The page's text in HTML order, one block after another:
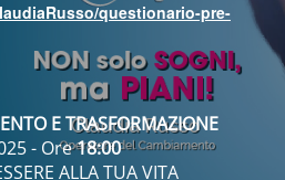
questionario-pre-
E TRASFORMAZIONE
- Ore18:00
ALLA TUA VITA